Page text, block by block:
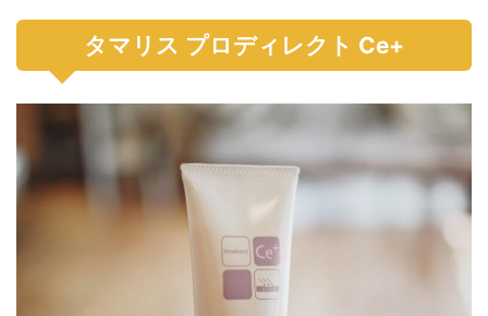
タマリス プロディレクト Ce+